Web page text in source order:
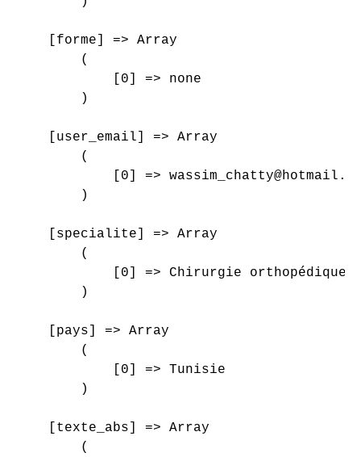
    [forme] => Array
        (
            [0] => none
        )
    [user_email] => Array
        (
[0] =>
        )
    [specialite] => Array
        (
[0] => Chirurgie orthopédique
        )
    [pays] => Array
        (
            [0] => Tunisie
        )
    [texte_abs] => Array
        (